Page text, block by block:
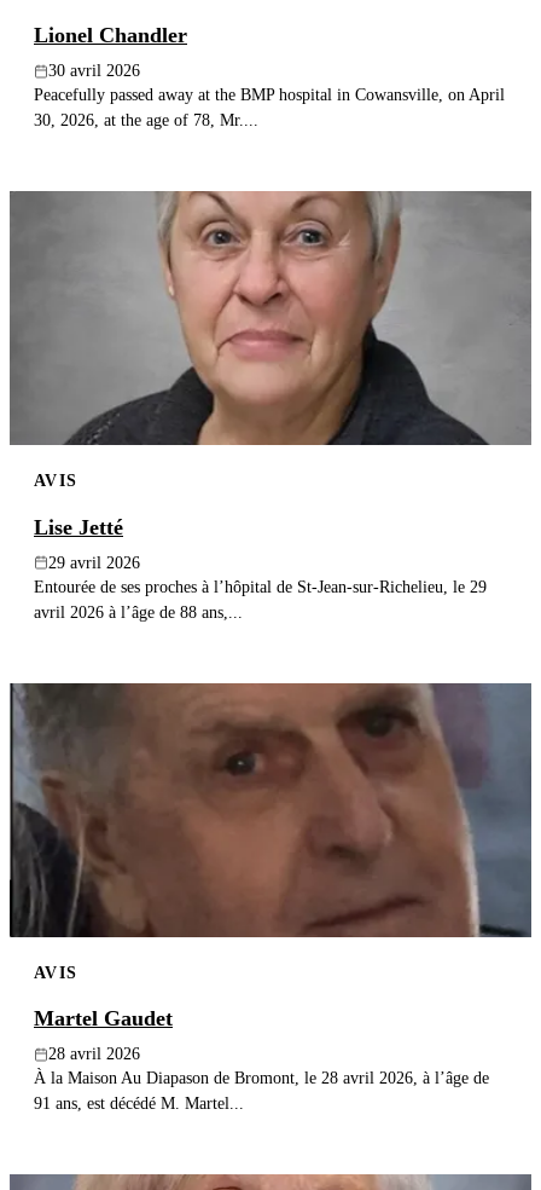
Lionel Chandler
30 avril 2026
Peacefully passed away at the BMP hospital in Cowansville, on April
30, 2026, at the age of 78, Mr....
AVIS
Lise Jetté
29 avril 2026
Entourée de ses proches à l’hôpital de St-Jean-sur-Richelieu, le 29
avril 2026 à l’âge de 88 ans,...
AVIS
Martel Gaudet
28 avril 2026
À la Maison Au Diapason de Bromont, le 28 avril 2026, à l’âge de
91 ans, est décédé M. Martel...